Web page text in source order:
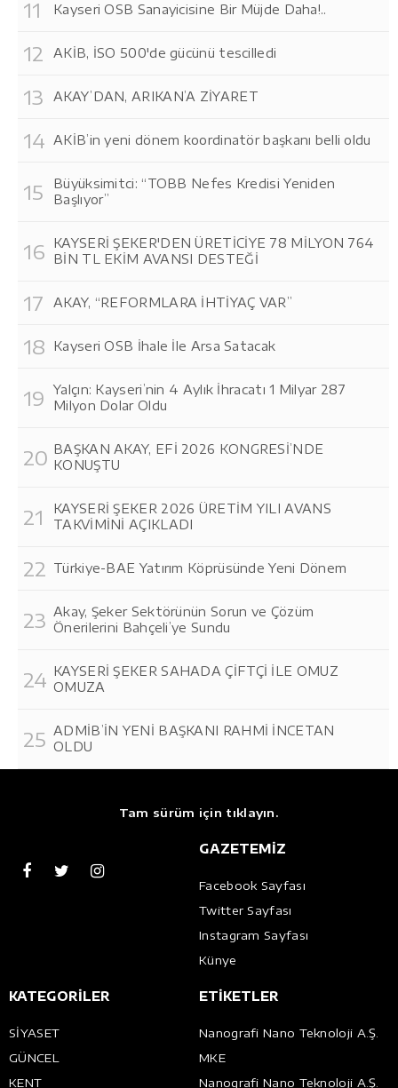
Kayseri OSB Sanayicisine Bir Müjde Daha!..
AKİB, İSO 500'de gücünü tescilledi
AKAY’DAN, ARIKAN’A ZİYARET
AKİB’in yeni dönem koordinatör başkanı belli oldu
Büyüksimitci: “TOBB Nefes Kredisi Yeniden
Başlıyor”
KAYSERİ ŞEKER'DEN ÜRETİCİYE 78 MİLYON 764
BİN TL EKİM AVANSI DESTEĞİ
AKAY, “REFORMLARA İHTİYAÇ VAR”
Kayseri OSB İhale İle Arsa Satacak
Yalçın: Kayseri’nin 4 Aylık İhracatı 1 Milyar 287
Milyon Dolar Oldu
BAŞKAN AKAY, EFİ 2026 KONGRESİ’NDE
KONUŞTU
KAYSERİ ŞEKER 2026 ÜRETİM YILI AVANS
TAKVİMİNİ AÇIKLADI
Türkiye-BAE Yatırım Köprüsünde Yeni Dönem
Akay, Şeker Sektörünün Sorun ve Çözüm
Önerilerini Bahçeli’ye Sundu
KAYSERİ ŞEKER SAHADA ÇİFTÇİ İLE OMUZ
OMUZA
ADMİB’İN YENİ BAŞKANI RAHMİ İNCETAN
OLDU
Tam sürüm için tıklayın.
GAZETEMİZ
Facebook Sayfası
Twitter Sayfası
Instagram Sayfası
Künye
KATEGORİLER
SİYASET
GÜNCEL
KENT
ETİKETLER
Nanografi Nano Teknoloji A.Ş.
MKE
Nanografi Nano Teknoloji A.Ş.